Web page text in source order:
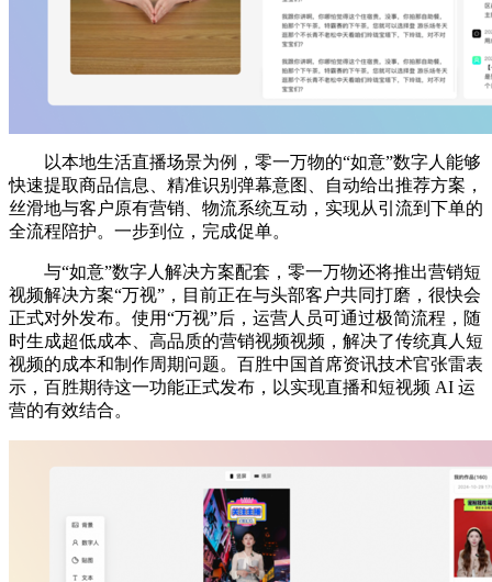
以本地生活直播场景为例，零一万物的“如意”数字人能够
快速提取商品信息、精准识别弹幕意图、自动给出推荐方案，
丝滑地与客户原有营销、物流系统互动，实现从引流到下单的
全流程陪护。一步到位，完成促单。
与“如意”数字人解决方案配套，零一万物还将推出营销短
视频解决方案“万视”，目前正在与头部客户共同打磨，很快会
正式对外发布。使用“万视”后，运营人员可通过极简流程，随
时生成超低成本、高品质的营销视频视频，解决了传统真人短
视频的成本和制作周期问题。百胜中国首席资讯技术官张雷表
示，百胜期待这一功能正式发布，以实现直播和短视频 AI 运
营的有效结合。